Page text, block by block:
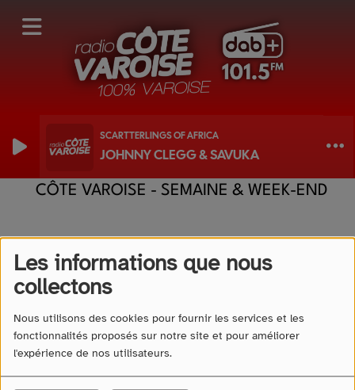
Les informations que nous
collectons
Nous utilisons des cookies pour fournir les services et les
fonctionnalités proposés sur notre site et pour améliorer
l'expérience de nos utilisateurs.
SCARTTERLINGS OF AFRICA
JOHNNY CLEGG & SAVUKA
CÔTE VAROISE - SEMAINE & WEEK-END
Tous Sa
100% WEEK-END, 100%
MUSIQUE
LE WEEK-END, DE 00:00 À 18:30